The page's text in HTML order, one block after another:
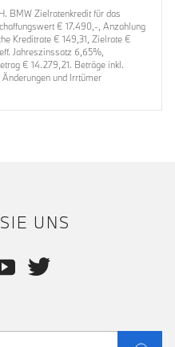
BMW Zielratenkredit für das
€ 17.490,-, Anzahlung
Kreditrate € 149,31, Zielrate €
Jahreszinssatz 6,65%,
€ 14.279,21. Beträge inkl.
und Irrtümer
UNS